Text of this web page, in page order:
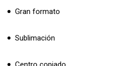
Gran formato
Sublimación